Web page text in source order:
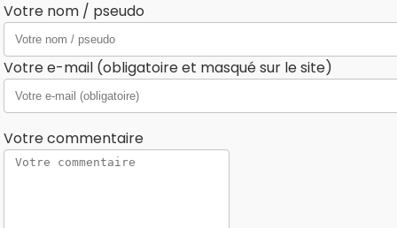
Votre nom / pseudo
Votre e-mail (obligatoire et masqué sur le site)
Votre commentaire